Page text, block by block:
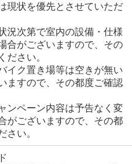
現状を優先とさせていただ
況次第で室内の設備・仕様
合がございますので、その
ださい。
イク置き場等は空きが無い
ますので、その都度ご確認
ンペーン内容は予告なく変
がございますので、その都
さい。